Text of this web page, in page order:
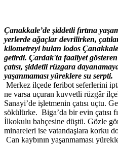
Çanakkale’de şiddetli fırtına
yerlerde ağaçlar devrilirken,
kilometreyi bulan lodos
getirdi. Çardak'ta faaliyet
çatısı, şiddetli rüzgara
yaşanmaması yüreklere su serpti.
Merkez ilçede feribot seferlerini
ne varsa uçuran kuvvetli rüzgâr
Sanayi’de işletmenin çatısı uçtu.
sökülürke. Biga’da bir evin çatısı
İlkokulu bahçesine düştü. Gözle
minareleri ise vatandaşlara korku
Can kaybının yaşanmaması